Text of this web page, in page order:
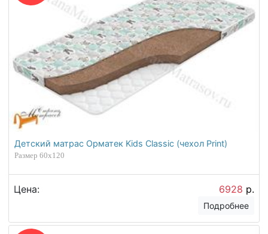
Детский матрас Орматек Kids Classic (чехол Print)
Размер 60х120
Цена: 6928 р.
Подробнее